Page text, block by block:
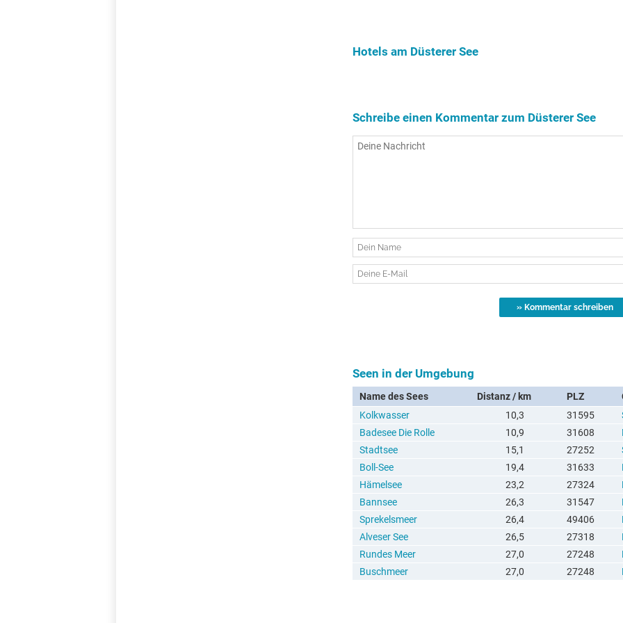
Hotels am Düsterer See
Schreibe einen Kommentar zum Düsterer See
Seen in der Umgebung
Name des Sees Distanz / km PLZ
Kolkwasser
10,3 31595
Badesee Die Rolle
10,9 31608
Stadtsee
15,1 27252
Boll-See
19,4 31633
Hämelsee
23,2 27324
Bannsee
26,3 31547
Sprekelsmeer
26,4 49406
Alveser See
26,5 27318
Rundes Meer
27,0 27248
Buschmeer
27,0 27248